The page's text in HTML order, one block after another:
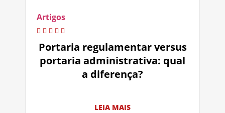
Artigos
Portaria regulamentar versus
portaria administrativa: qual
a diferença?
LEIA MAIS